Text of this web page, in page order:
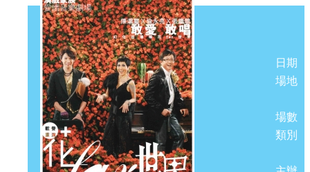
日期
場地
場數
類別